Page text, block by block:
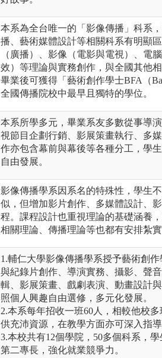
本系為全台唯一的「影像傳播」科系
播、藝術媒體設計等相關科系有明顯
（廣播）、影像（電影與電視）、電
效）等理論與實務創作，與全國其他
畢業後可獲得「藝術創作學士BFA（
全國傳播院校中最早且獨特的學位。
本系所學多元，畢業系友多數從事導
視節目企劃行銷、影展策畫執行、多
作亦包含幕前與幕後等各種分工，學
自由發展。
影像傳播學系因系名的特殊性，學生
似，但增加影片創作、多媒體設計、
程。課程設計也重視理論的基礎涵養
相關理論、傳播理論等也都有安排紮實
1.輔仁大學影像傳播學系授予藝術創
與紀錄片創作、導演實務、攝影、聲
輯、影展策畫、戲劇表演、動畫設計
照個人興趣自由選修，多元化發展。
2.本系每年招收一班60人，相較他校
供充沛資源，在教學方面亦可深入指導
3.本校共有12個學院，50多個科系，
第二專長，強化就業競爭力。